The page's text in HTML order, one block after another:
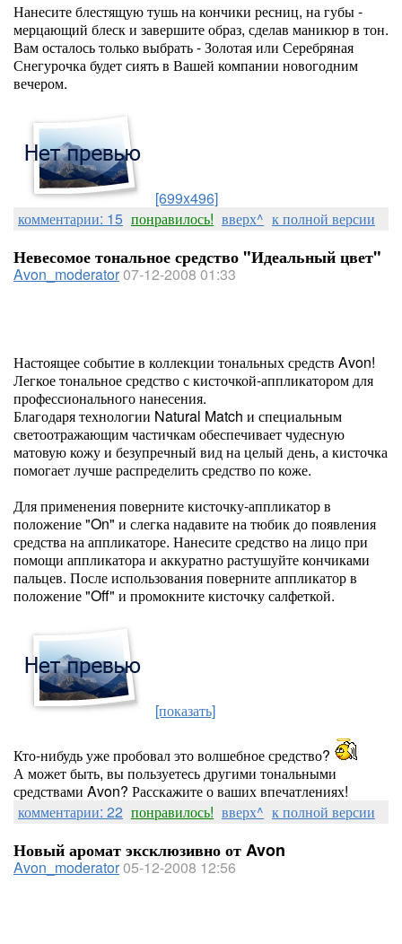
Нанесите блестящую тушь на кончики ресниц, на губы -
мерцающий блеск и завершите образ, сделав маникюр в тон.
Вам осталось только выбрать - Золотая или Серебряная
Снегурочка будет сиять в Вашей компании новогодним
вечером.
[699x496]
комментарии: 15 понравилось! вверх^ к полной версии
Невесомое тональное средство "Идеальный цвет"
Avon_moderator07-12-2008 01:33
Настоящее событие в коллекции тональных средств Avon!
Легкое тональное средство с кисточкой-аппликатором для
профессионального нанесения.
Благодаря технологии Natural Match и специальным
светоотражающим частичкам обеспечивает чудесную
матовую кожу и безупречный вид на целый день, а кисточка
помогает лучше распределить средство по коже.
Для применения поверните кисточку-аппликатор в
положение "On" и слегка надавите на тюбик до появления
средства на аппликаторе. Нанесите средство на лицо при
помощи аппликатора и аккуратно растушуйте кончиками
пальцев. После использования поверните аппликатор в
положение "Off" и промокните кисточку салфеткой.
[показать]
Кто-нибудь уже пробовал это волшебное средство?
А может быть, вы пользуетесь другими тональными
средствами Avon? Расскажите о ваших впечатлениях!
комментарии: 22 понравилось! вверх^ к полной версии
Новый аромат эксклюзивно от Avon
Avon_moderator05-12-2008 12:56